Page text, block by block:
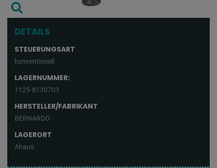
DETAILS
STEUERUNGSART
konventionell
LAGERNUMMER:
1125-8130703
HERSTELLER/FABRIKANT
BERNARDO
LAGERORT
Ahaus